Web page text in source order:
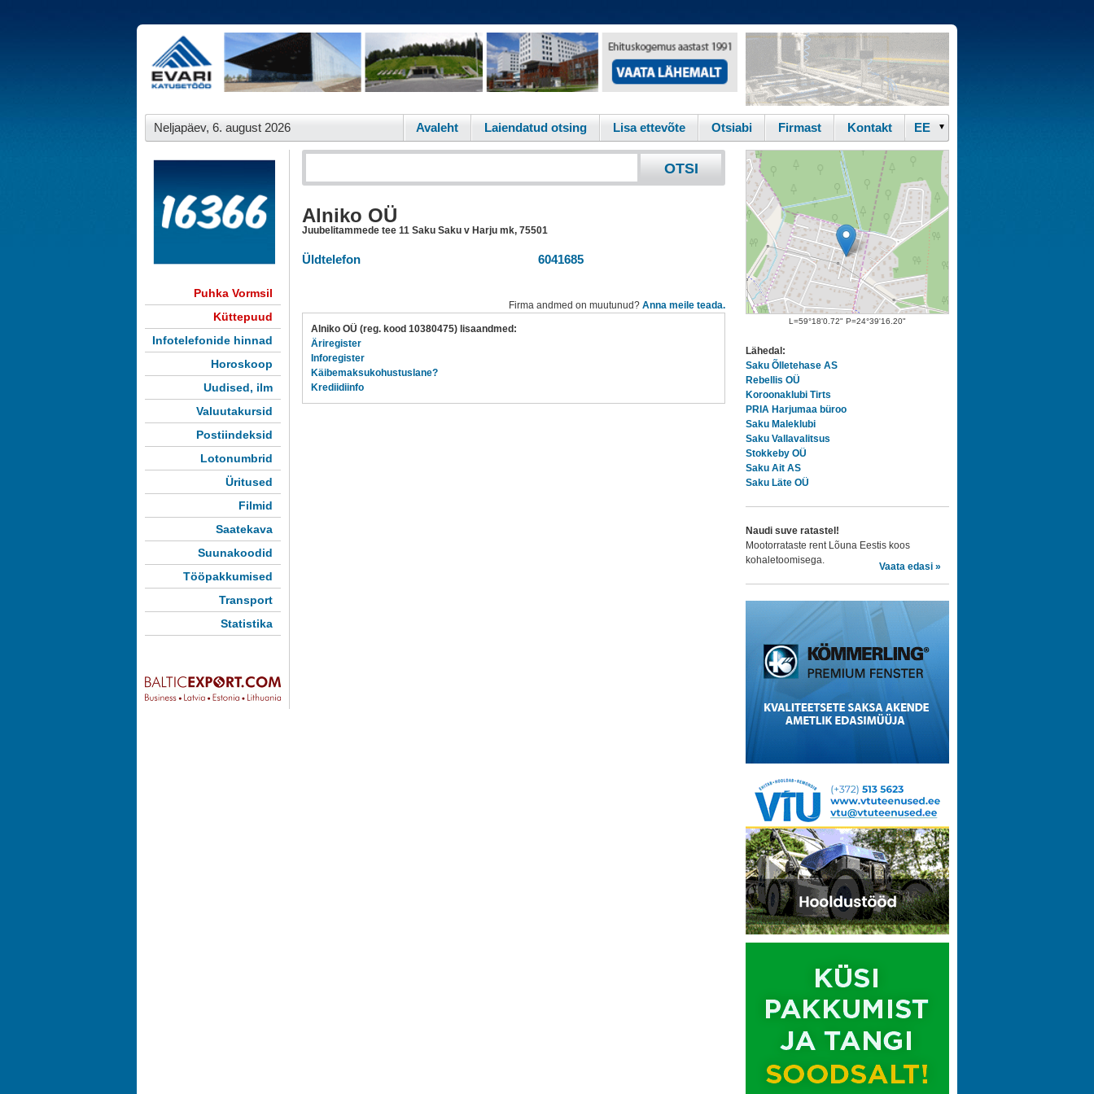
Neljapäev, 6. august 2026 Kontakt
Firmast
Otsiabi
Lisa ettevõte
Laiendatud otsing
Avaleht
Puhka Vormsil
Küttepuud
Infotelefonide hinnad
Horoskoop
Uudised, ilm
Valuutakursid
Postiindeksid
Lotonumbrid
Üritused
Filmid
Saatekava
Suunakoodid
Tööpakkumised
Transport
Statistika
Alniko OÜ
Juubelitammede tee 11 Saku Saku v Harju mk, 75501
Üldtelefon 6041685
Firma andmed on muutunud? Anna meile teada.
Alniko OÜ (reg. kood 10380475) lisaandmed:
Äriregister
Inforegister
Käibemaksukohustuslane?
Krediidiinfo
L=59°18'0.72" P=24°39'16.20"
Lähedal:
Saku Õlletehase AS
Rebellis OÜ
Koroonaklubi Tirts
PRIA Harjumaa büroo
Saku Maleklubi
Saku Vallavalitsus
Stokkeby OÜ
Saku Ait AS
Saku Läte OÜ
Naudi suve ratastel!
Mootorrataste rent Lõuna Eestis koos
kohaletoomisega.
Vaata edasi »